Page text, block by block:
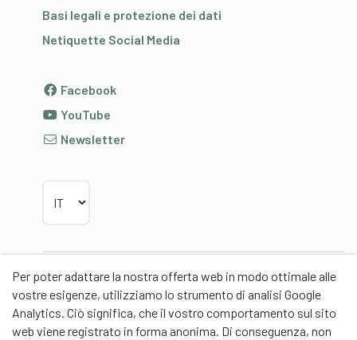
Per poter adattare la nostra offerta web in modo ottimale alle
vostre esigenze, utilizziamo lo strumento di analisi Google
Analytics. Ciò significa, che il vostro comportamento sul sito
web viene registrato in forma anonima. Di conseguenza, non
Basi legali e protezione dei dati
Netiquette Social Media
Facebook
YouTube
Newsletter
Partner